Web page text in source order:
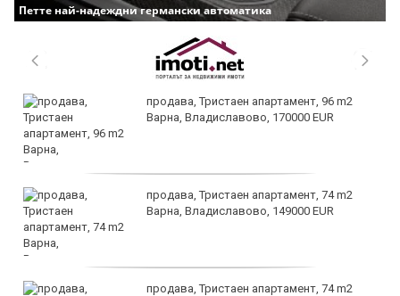
Петте най-надеждни германски автоматика
продава, Тристаен апартамент, 96 m2
Варна, Владиславово, 170000 EUR
продава, Тристаен апартамент, 74 m2
Варна, Владиславово, 149000 EUR
продава, Тристаен апартамент, 74 m2